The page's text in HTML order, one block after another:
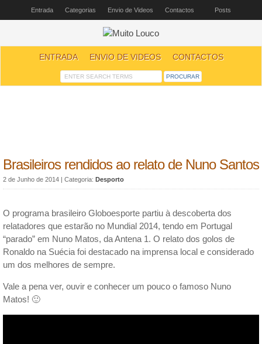
Entrada Categorias Envio de Videos Contactos Posts
ENTRADA ENVIO DE VIDEOS CONTACTOS
Brasileiros rendidos ao relato de Nuno Santos
2 de Junho de 2014 | Categoria: Desporto
O programa brasileiro Globoesporte partiu à descoberta dos
relatadores que estarão no Mundial 2014, tendo em Portugal
“parado” em Nuno Matos, da Antena 1. O relato dos golos de
Ronaldo na Suécia foi destacado na imprensa local e considerado
um dos melhores de sempre.
Vale a pena ver, ouvir e conhecer um pouco o famoso Nuno
Matos! 🙂